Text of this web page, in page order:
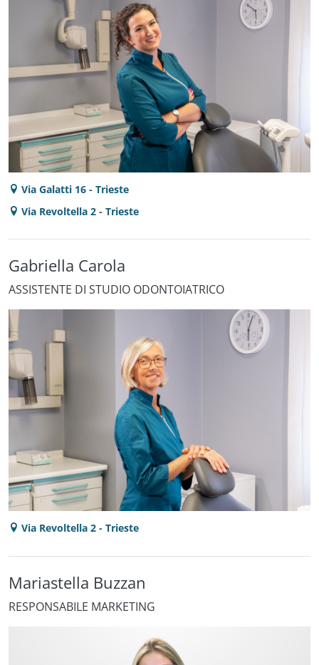
Via Galatti 16 - Trieste
Via Revoltella 2 - Trieste
Gabriella Carola
ASSISTENTE DI STUDIO ODONTOIATRICO
Via Revoltella 2 - Trieste
Mariastella Buzzan
RESPONSABILE MARKETING